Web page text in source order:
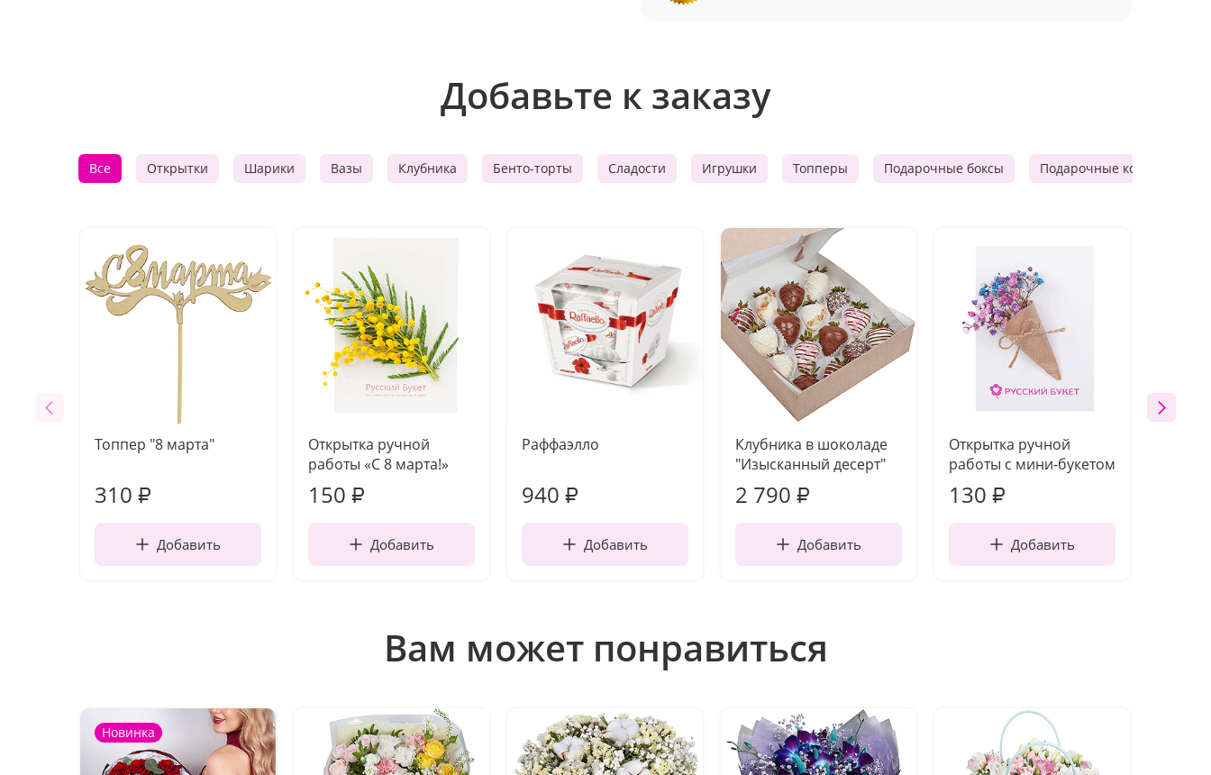
Добавьте к заказу
Все Открытки Шарики Вазы Клубника Бенто-торты Сладости Игрушки Топперы Подарочные боксы Подарочные корзины
Топпер "8 марта"
310 ₽
Добавить
Открытка ручной
работы «С 8 марта!»
150 ₽
Добавить
Раффаэлло
940 ₽
Добавить
Клубника в шоколаде
"Изысканный десерт"
2 790 ₽
Добавить
Открытка ручной
работы с мини-букетом
130 ₽
Добавить
Вам может понравиться
Новинка